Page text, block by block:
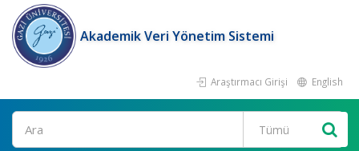
Akademik Veri Yönetim Sistemi
Araştırmacı Girişi English
Ara